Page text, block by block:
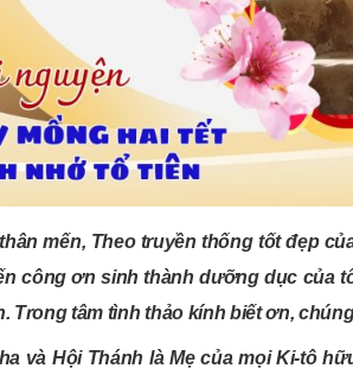
mến, Theo truyền thống tốt đẹp
công ơn sinh thành dưỡng dục của
Trong tâm tình thảo kính biết ơn,
và Hội Thánh là Mẹ của mọi Ki-tô